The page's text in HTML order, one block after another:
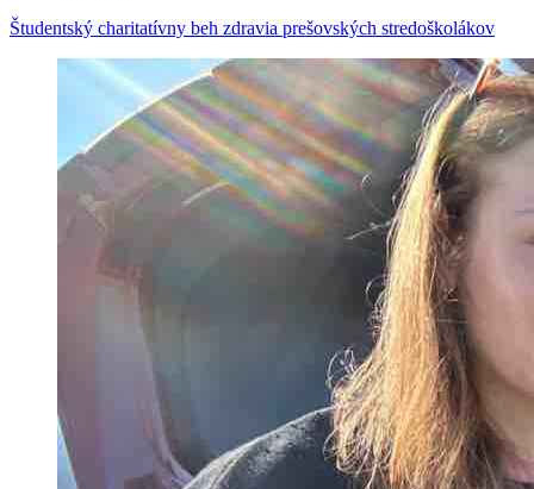
Študentský charitatívny beh zdravia prešovských stredoškolákov